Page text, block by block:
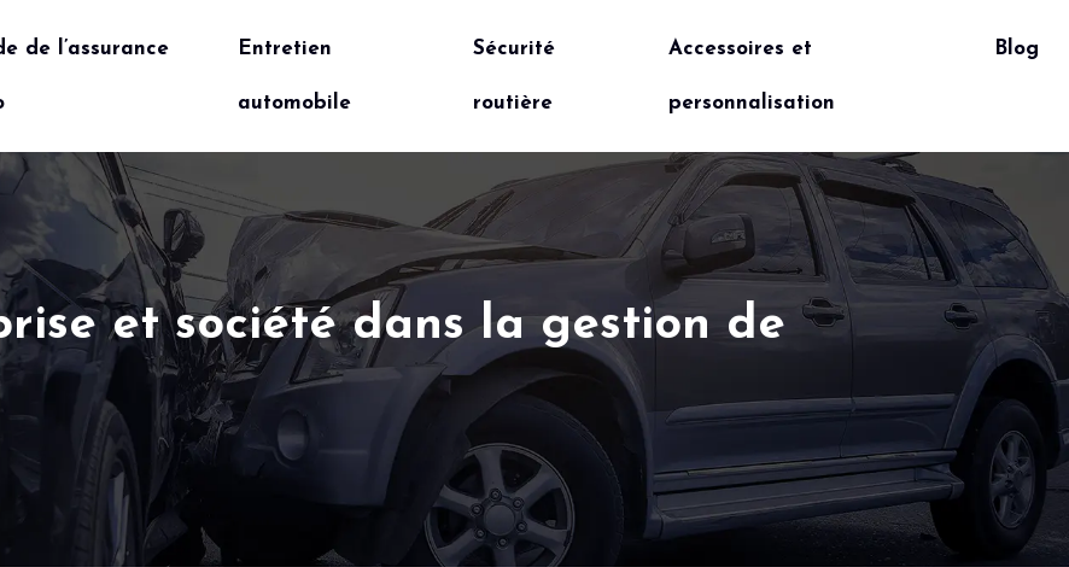
de l’assurance Entretien
automobile
Sécurité
routière
Accessoires et
personnalisation
Blog
et société dans la gestion de